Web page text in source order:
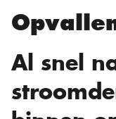
Al snel